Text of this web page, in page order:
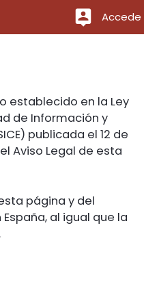
Accede
establecido en la Ley
de Información y
publicada el 12 de
Aviso Legal de esta
página y del
al igual que la